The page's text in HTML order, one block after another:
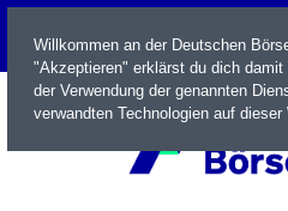
LIVE
Willkommen an der Deutschen
"Akzeptieren" erklärst du dich
der Verwendung der genannten
verwandten Technologien auf